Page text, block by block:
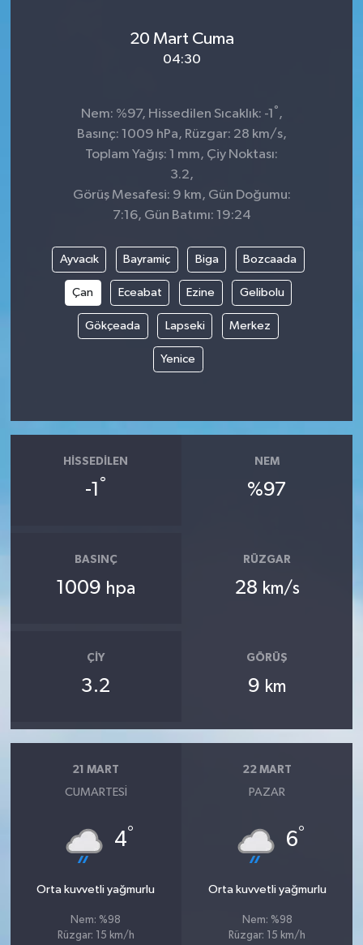
20 Mart Cuma
04:30
Nem: %97, Hissedilen Sıcaklık: -1 ° ,
Basınç: 1009 hPa, Rüzgar: 28 km/s,
Toplam Yağış: 1 mm, Çiy Noktası:
3.2,
Görüş Mesafesi: 9 km, Gün Doğumu:
7:16, Gün Batımı: 19:24
Ayvacık Bayramiç Biga Bozcaada
Çan Eceabat Ezine Gelibolu
Gökçeada Lapseki Merkez
Yenice
HISSEDILEN
-1 °
NEM
%97
BASINÇ
1009 hpa
RÜZGAR
28 km/s
ÇIY
3.2
GÖRÜŞ
9 km
21 MART
CUMARTESI
4°
Orta kuvvetli yağmurlu
Nem: %98
Rüzgar: 15 km/h
22 MART
PAZAR
6°
Orta kuvvetli yağmurlu
Nem: %98
Rüzgar: 15 km/h